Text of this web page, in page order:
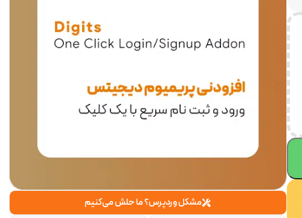
مشکل وردپرس؟ ما حلش می‌کنیم